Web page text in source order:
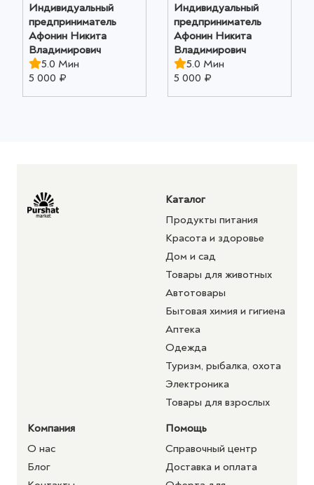
Индивидуальный
предприниматель
Афонин Никита
Владимирович
5.0 Мин
5 000 ₽
Индивидуальный
предприниматель
Афонин Никита
Владимирович
5.0 Мин
5 000 ₽
Каталог
Продукты питания
Красота и здоровье
Дом и сад
Товары для животных
Автотовары
Бытовая химия и гигиена
Аптека
Одежда
Туризм, рыбалка, охота
Электроника
Товары для взрослых
Компания
О нас
Блог
Помощь
Справочный центр
Доставка и оплата